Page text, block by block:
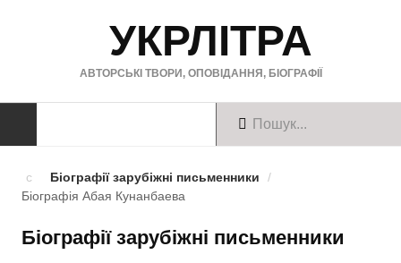
УКРЛІТРА
АВТОРСЬКІ ТВОРИ, ОПОВІДАННЯ, БІОГРАФІЇ
Твори англійською
Біографії зарубіжні письменники
/
Біографія Абая Кунанбаева
Біографії зарубіжні письменники